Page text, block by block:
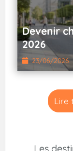
Devenir
2026
23/06/2026
Lire
Les